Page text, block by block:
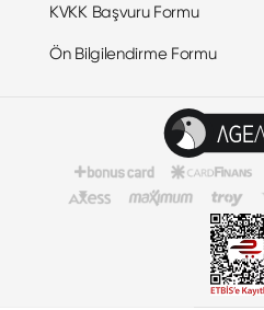
KVKK Başvuru Formu
Ön Bilgilendirme Formu